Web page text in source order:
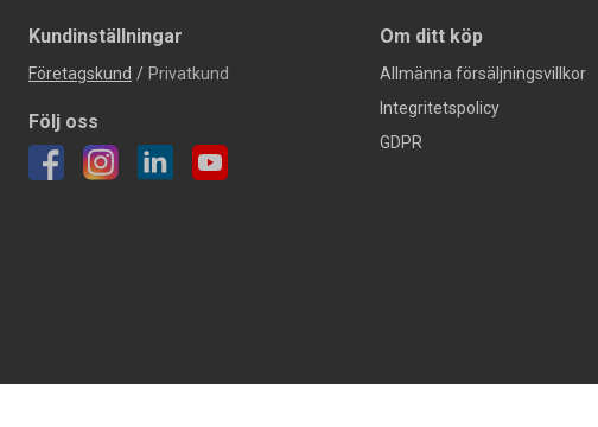
Kundinställningar
Företagskund / Privatkund
Följ oss
Om ditt köp
Allmänna försäljningsvillkor
Integritetspolicy
GDPR